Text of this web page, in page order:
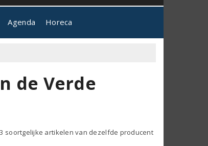
Agenda Horeca
de Verde
soortgelijke artikelen van dezelfde producent